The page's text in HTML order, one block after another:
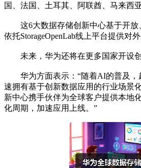
国、法国、土耳其、阿联酋、马来西
这6大数据存储创新中心基于开放
依托StorageOpenLab线上平台提供对外
未来，华为还将在更多国家开设创
华为方面表示：“随着AI的普及，
速拥有基于创新数据应用的行业场景
新中心携手伙伴为全球客户提供本地
化周期，加速应用上线。”